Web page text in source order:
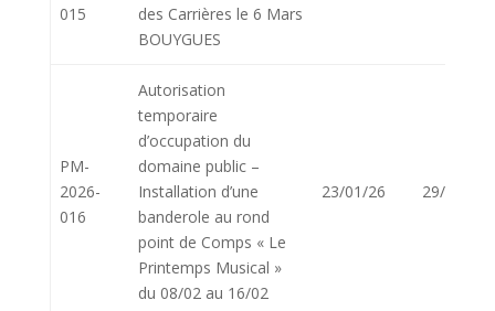
015
des Carrières le 6 Mars
BOUYGUES
PM-
2026-
016
Autorisation
temporaire
d’occupation du
domaine public –
Installation d’une
banderole au rond
point de Comps « Le
Printemps Musical »
du 08/02 au 16/02
23/01/26 29/01/26